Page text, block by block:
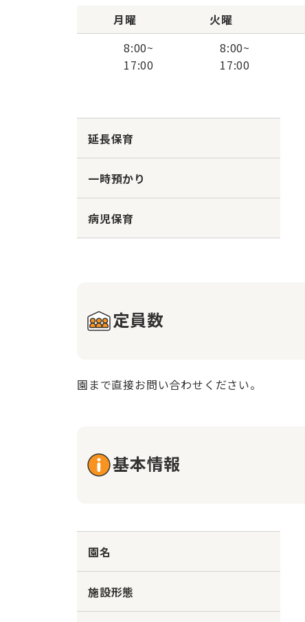
月曜
8:00~
17:00
火曜
8:00~
17:00
延長保育
一時預かり
病児保育
定員数
園まで直接お問い合わせください。
基本情報
園名
施設形態